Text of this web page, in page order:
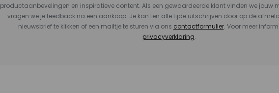
productaanbevelingen en inspiratieve content. Als een gewaardeerde klant vinden we jouw
vragen we je feedback na een aankoop. Je kan ten alle tijde uitschrijven door op de
nieuwsbrief te klikken of een mailtje te sturen via ons contactformulier. Voor meer
privacyverklaring.